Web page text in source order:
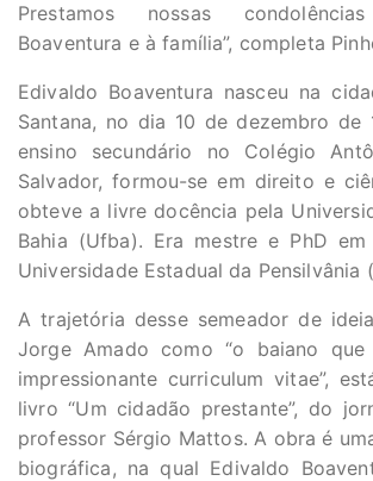
Prestamos nossas
Boaventura e à família”, completa
Edivaldo Boaventura nasceu na
Santana, no dia 10 de dezembro de
ensino secundário no Colégio
Salvador, formou-se em direito e
obteve a livre docência pela
Bahia (Ufba). Era mestre e PhD
Universidade Estadual da Pensilvânia
A trajetória desse semeador de
Jorge Amado como “o baiano
impressionante curriculum vitae”,
livro “Um cidadão prestante”, do
professor Sérgio Mattos. A obra é
biográfica, na qual Edivaldo